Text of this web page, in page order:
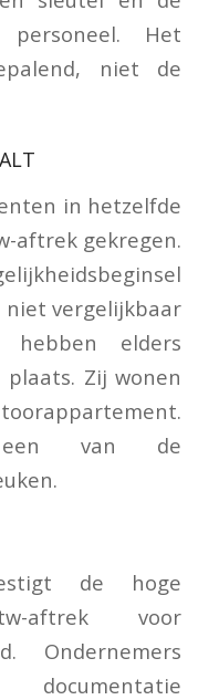
Het
niet de
in hetzelfde
aftrek gekregen.
niet vergelijkbaar
hebben elders
Zij wonen
een van de
de hoge
aftrek voor
Ondernemers